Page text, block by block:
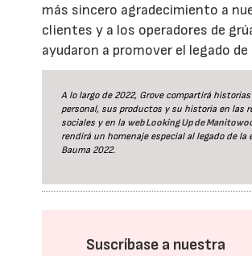
más sincero agradecimiento a
clientes y a los operadores de
ayudaron a promover el legado de
A lo largo de 2022, Grove compartirá
personal, sus productos y su historia en las
sociales y en la web Looking Up de
rendirá un homenaje especial al legado de la
Bauma 2022.
Suscríbase a nuestra